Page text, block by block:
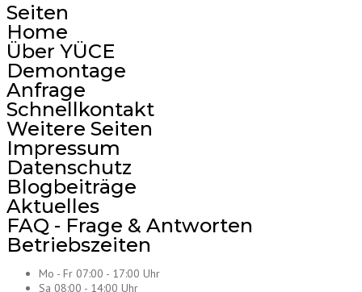
Seiten
Home
Über YÜCE
Demontage
Anfrage
Schnellkontakt
Weitere Seiten
Impressum
Datenschutz
Blogbeiträge
Aktuelles
FAQ - Frage & Antworten
Betriebszeiten
Mo - Fr 07:00 - 17:00 Uhr
Sa 08:00 - 14:00 Uhr